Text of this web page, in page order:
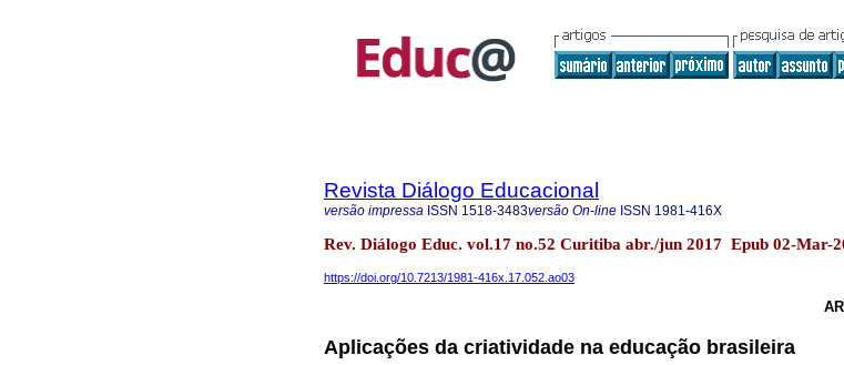
Revista Diálogo Educacional
versão impressa ISSN 1518-3483versão On-line ISSN 1981-416X
Rev. Diálogo Educ. vol.17 no.52 Curitiba abr./jun 2017 Epub 02-Mar-
https://doi.org/10.7213/1981-416x.17.052.ao03
Aplicações da criatividade na educação brasileira